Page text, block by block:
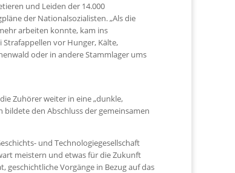
und Leiden der 14.000
der Nationalsozialisten. „Als die
arbeiten konnte, kam ins
vor Hunger, Kälte,
oder in andere Stammlager ums
Zuhörer weiter in eine „dunkle,
den Abschluss der gemeinsamen
und Technologiegesellschaft
meistern und etwas für die Zukunft
geschichtliche Vorgänge in Bezug auf das